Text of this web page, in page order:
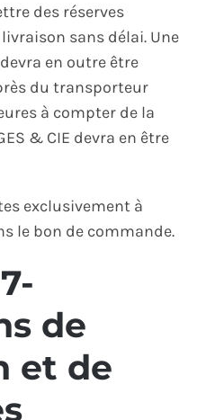
des réserves
sans délai. Une
en outre être
du transporteur
à compter de la
& CIE devra en être
exclusivement à
le bon de commande.
de
et de